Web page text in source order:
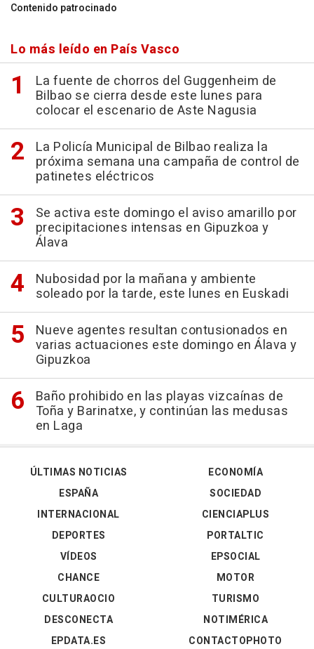
Contenido patrocinado
Lo más leído en País Vasco
La fuente de chorros del Guggenheim de
Bilbao se cierra desde este lunes para
colocar el escenario de Aste Nagusia
La Policía Municipal de Bilbao realiza la
próxima semana una campaña de control de
patinetes eléctricos
Se activa este domingo el aviso amarillo por
precipitaciones intensas en Gipuzkoa y
Álava
Nubosidad por la mañana y ambiente
soleado por la tarde, este lunes en Euskadi
Nueve agentes resultan contusionados en
varias actuaciones este domingo en Álava y
Gipuzkoa
Baño prohibido en las playas vizcaínas de
Toña y Barinatxe, y continúan las medusas
en Laga
ÚLTIMAS NOTICIAS
ESPAÑA
INTERNACIONAL
DEPORTES
VÍDEOS
ECONOMÍA
SOCIEDAD
CIENCIAPLUS
PORTALTIC
EPSOCIAL
CHANCE
CULTURAOCIO
DESCONECTA
EPDATA.ES
MOTOR
TURISMO
NOTIMÉRICA
CONTACTOPHOTO